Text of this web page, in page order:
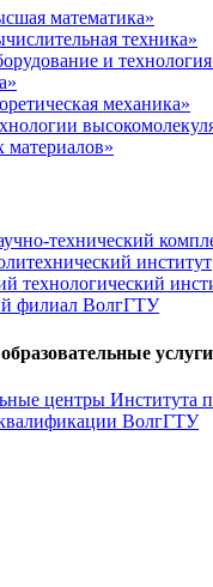
математика»
техника»
и
механика»
материалов»
технический
институт
технологический
филиал ВолгГТУ
услуги
центры Института
ВолгГТУ